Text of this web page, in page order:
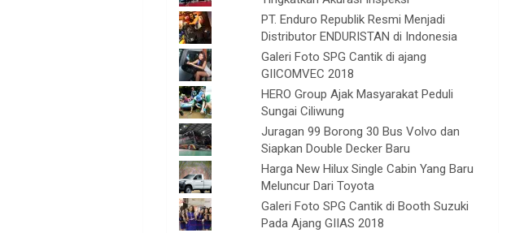
PT. Enduro Republik Resmi Menjadi
Distributor ENDURISTAN di Indonesia
Galeri Foto SPG Cantik di ajang
GIICOMVEC 2018
HERO Group Ajak Masyarakat Peduli
Sungai Ciliwung
Juragan 99 Borong 30 Bus Volvo dan
Siapkan Double Decker Baru
Harga New Hilux Single Cabin Yang Baru
Meluncur Dari Toyota
Galeri Foto SPG Cantik di Booth Suzuki
Pada Ajang GIIAS 2018